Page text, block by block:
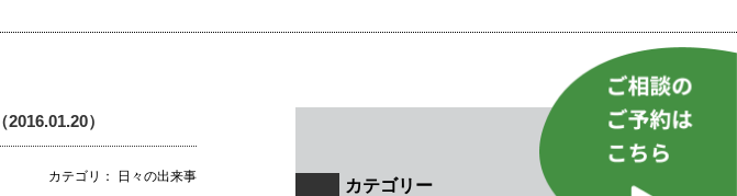
（2016.01.20）
カテゴリ： 日々の出来事 カテゴリー